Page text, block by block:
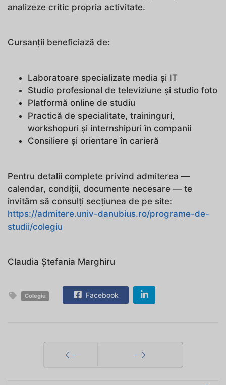
analizeze critic propria activitate.
Cursanții beneficiază de:
Laboratoare specializate media și IT
Studio profesional de televiziune și studio foto
Platformă online de studiu
Practică de specialitate, traininguri,
workshopuri și internshipuri în companii
Consiliere și orientare în carieră
Pentru detalii complete privind admiterea —
calendar, condiții, documente necesare — te
invităm să consulți secțiunea de pe site:
https://admitere.univ-danubius.ro/programe-de-
studii/colegiu
Claudia Ștefania Marghiru
Colegiu Facebook
Prec Mai departe